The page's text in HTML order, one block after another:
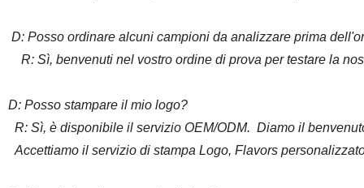
D: Posso ordinare alcuni campioni da analizzare prima
R: Sì, benvenuti nel vostro ordine di prova per testare la
D: Posso stampare il mio logo?
R: Sì, è disponibile il servizio OEM/ODM. Diamo il
Accettiamo il servizio di stampa Logo, Flavors